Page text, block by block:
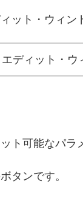
ット・ウィン
エディット・
ト可能なパラ
タンです。